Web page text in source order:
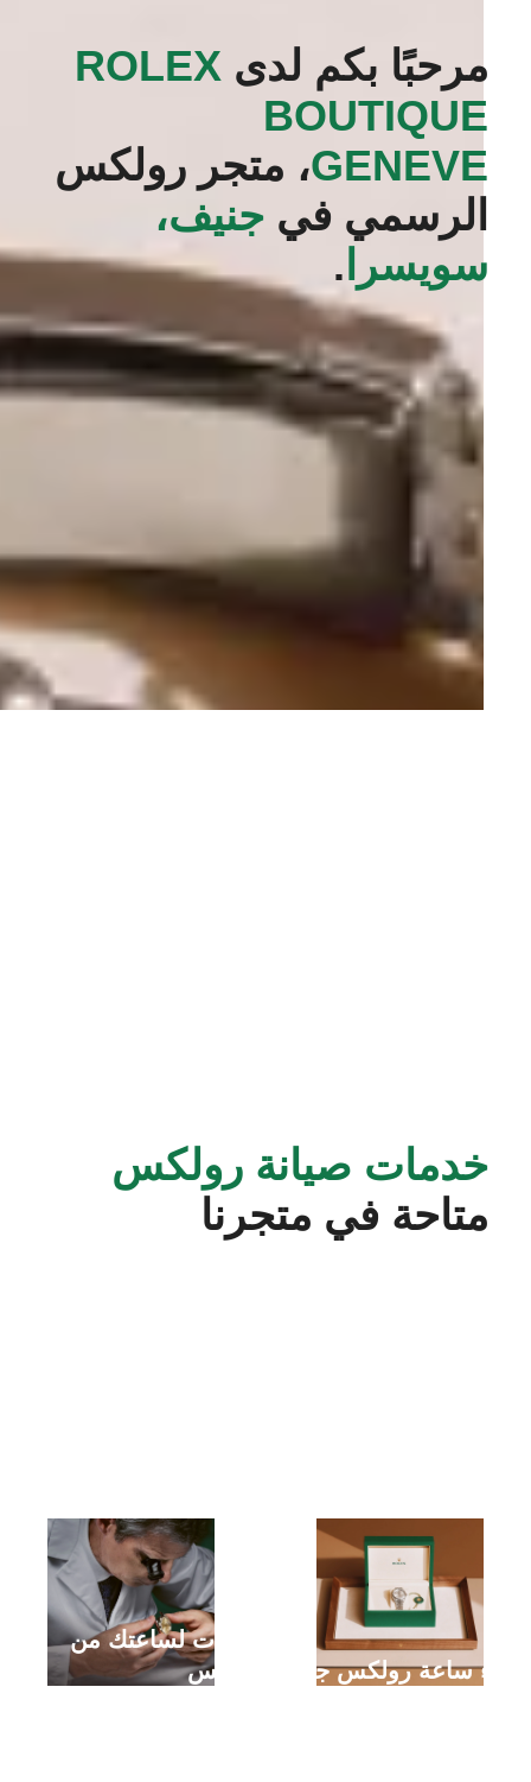
مرحبًا بكم لدى ‭ROLEX
BOUTIQUE
GENEVE‬، متجر رولكس
الرسمي في جنيف،
سويسرا .
خدمات صيانة رولكس
متاحة في متجرنا
شراء ساعة رولكس جديدة
خدمات لساعتك من
رولكس